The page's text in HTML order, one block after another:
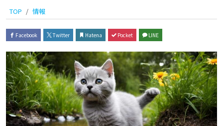
TOP 情報
Facebook Twitter Hatena Pocket LINE